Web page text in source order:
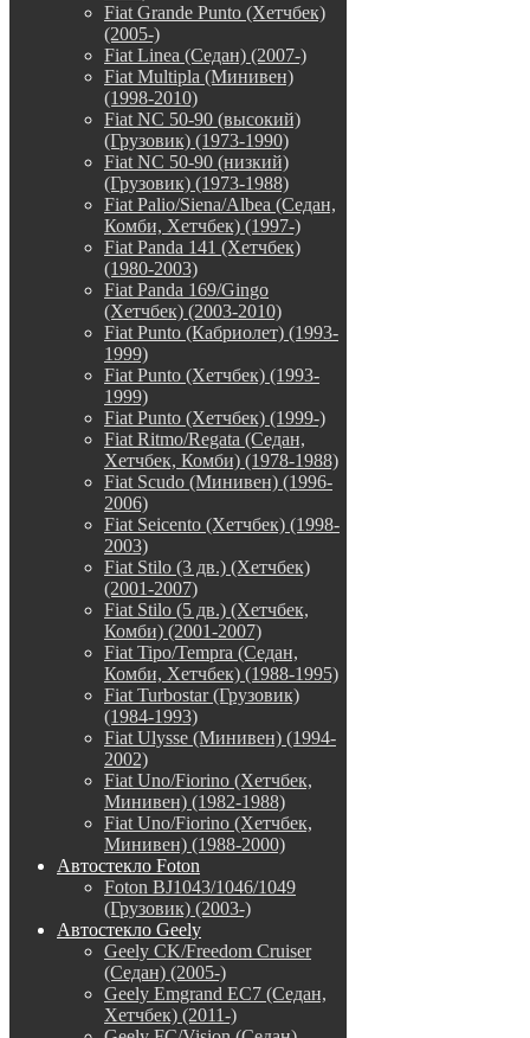
Fiat Grande Punto (Хетчбек)
(2005-)
Fiat Linea (Седан) (2007-)
Fiat Multipla (Минивен)
(1998-2010)
Fiat NC 50-90 (высокий)
(Грузовик) (1973-1990)
Fiat NC 50-90 (низкий)
(Грузовик) (1973-1988)
Fiat Palio/Siena/Albea (Седан,
Комби, Хетчбек) (1997-)
Fiat Panda 141 (Хетчбек)
(1980-2003)
Fiat Panda 169/Gingo
(Хетчбек) (2003-2010)
Fiat Punto (Кабриолет) (1993-
1999)
Fiat Punto (Хетчбек) (1993-
1999)
Fiat Punto (Хетчбек) (1999-)
Fiat Ritmo/Regata (Седан,
Хетчбек, Комби) (1978-1988)
Fiat Scudo (Минивен) (1996-
2006)
Fiat Seicento (Хетчбек) (1998-
2003)
Fiat Stilo (3 дв.) (Хетчбек)
(2001-2007)
Fiat Stilo (5 дв.) (Хетчбек,
Комби) (2001-2007)
Fiat Tipo/Tempra (Седан,
Комби, Хетчбек) (1988-1995)
Fiat Turbostar (Грузовик)
(1984-1993)
Fiat Ulysse (Минивен) (1994-
2002)
Fiat Uno/Fiorino (Хетчбек,
Минивен) (1982-1988)
Fiat Uno/Fiorino (Хетчбек,
Минивен) (1988-2000)
Автостекло Foton
Foton BJ1043/1046/1049
(Грузовик) (2003-)
Автостекло Geely
Geely CK/Freedom Cruiser
(Седан) (2005-)
Geely Emgrand EC7 (Седан,
Хетчбек) (2011-)